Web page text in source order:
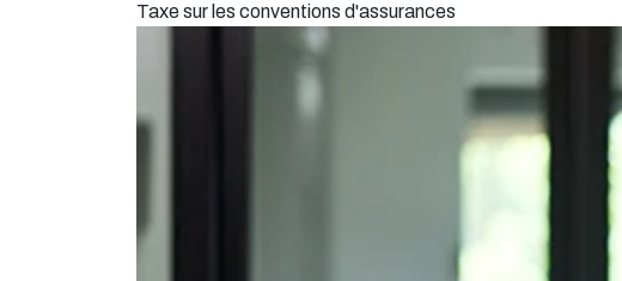
Taxe sur les conventions d'assurances